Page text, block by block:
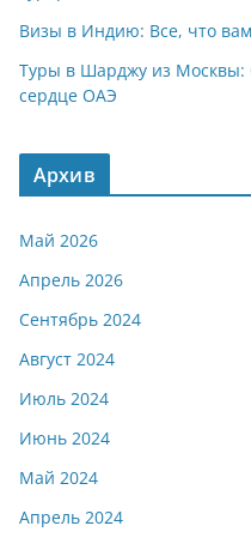
Визы в Индию: Все, что
Туры в Шарджу из Москвы:
сердце ОАЭ
Архив
Май 2026
Апрель 2026
Сентябрь 2024
Август 2024
Июль 2024
Июнь 2024
Май 2024
Апрель 2024